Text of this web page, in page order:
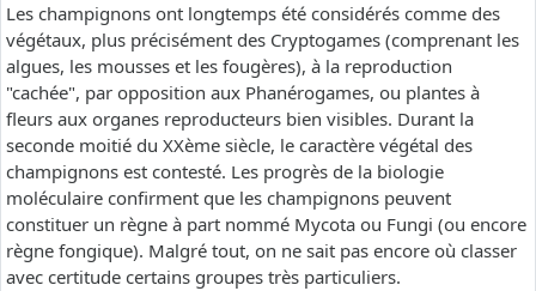
Les champignons ont longtemps été considérés comme des
végétaux, plus précisément des Cryptogames (comprenant les
algues, les mousses et les fougères), à la reproduction
"cachée", par opposition aux Phanérogames, ou plantes à
fleurs aux organes reproducteurs bien visibles. Durant la
seconde moitié du XXème siècle, le caractère végétal des
champignons est contesté. Les progrès de la biologie
moléculaire confirment que les champignons peuvent
constituer un règne à part nommé Mycota ou Fungi (ou encore
règne fongique). Malgré tout, on ne sait pas encore où classer
avec certitude certains groupes très particuliers.